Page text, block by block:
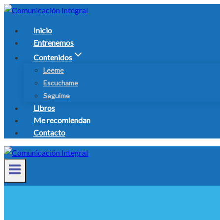
Inicio
Entrenemos
Contenidos
Leeme
Escuchame
Seguime
Libros
Me recomiendan
Contacto